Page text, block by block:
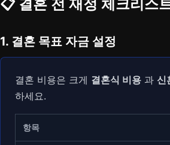
📋 결혼 전 재정 체크리스
1. 결혼 목표 자금 설정
결혼 비용은 크게 결혼식 비용 과 신
하세요.
항목